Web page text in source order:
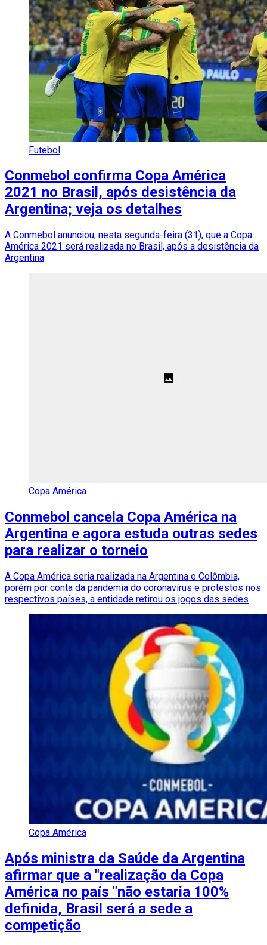
Futebol
Conmebol confirma Copa América
2021 no Brasil, após desistência da
Argentina; veja os detalhes
A Conmebol anunciou, nesta segunda-feira (31), que a Copa
América 2021 será realizada no Brasil, após a desistência da
Argentina
Copa América
Conmebol cancela Copa América na
Argentina e agora estuda outras sedes
para realizar o torneio
A Copa América seria realizada na Argentina e Colômbia,
porém por conta da pandemia do coronavírus e protestos nos
respectivos países, a entidade retirou os jogos das sedes
Copa América
Após ministra da Saúde da Argentina
afirmar que a "realização da Copa
América no país "não estaria 100%
definida, Brasil será a sede a
competição